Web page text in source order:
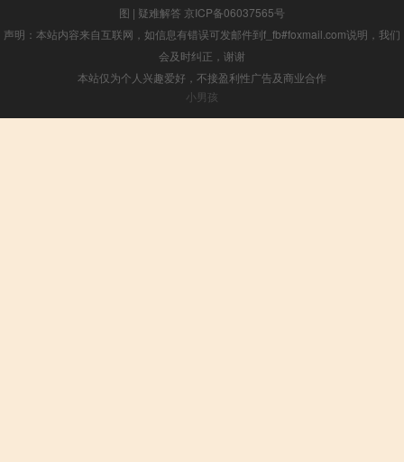
图 | 疑难解答 京ICP备06037565号
声明：本站内容来自互联网，如信息有错误可发邮件到f_fb#foxmail.com说明，我们
会及时纠正，谢谢
本站仅为个人兴趣爱好，不接盈利性广告及商业合作
小男孩